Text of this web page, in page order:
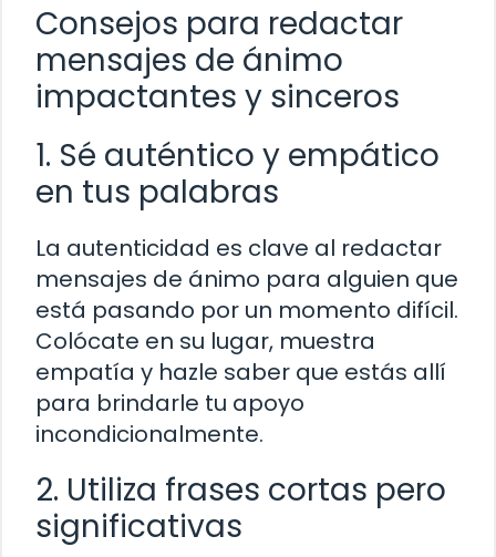
Consejos para redactar
mensajes de ánimo
impactantes y sinceros
1. Sé auténtico y empático
en tus palabras
La autenticidad es clave al redactar
mensajes de ánimo para alguien que
está pasando por un momento difícil.
Colócate en su lugar, muestra
empatía y hazle saber que estás allí
para brindarle tu apoyo
incondicionalmente.
2. Utiliza frases cortas pero
significativas